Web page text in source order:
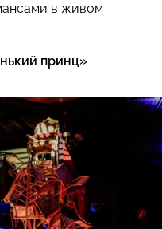
в живом
принц»